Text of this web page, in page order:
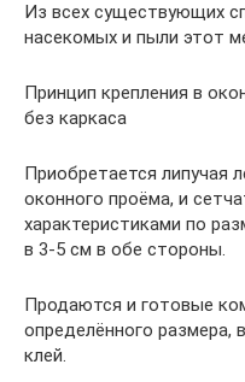
Из всех существующих
насекомых и пыли этот
Принцип крепления в
без каркаса
Приобретается липучая
оконного проёма, и
характеристиками по
в 3-5 см в обе стороны.
Продаются и готовые
определённого размера,
клей.